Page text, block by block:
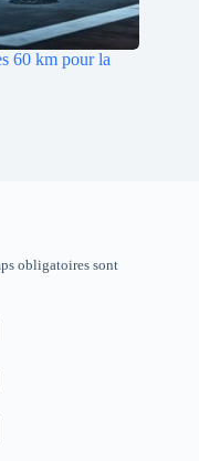
60 km pour la
obligatoires sont